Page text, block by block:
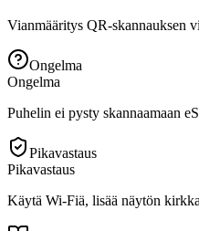
Vianmääritys QR-skannauksen
Ongelma
Ongelma
Puhelin ei pysty skannaamaan
Pikavastaus
Pikavastaus
Käytä Wi-Fiä, lisää näytön